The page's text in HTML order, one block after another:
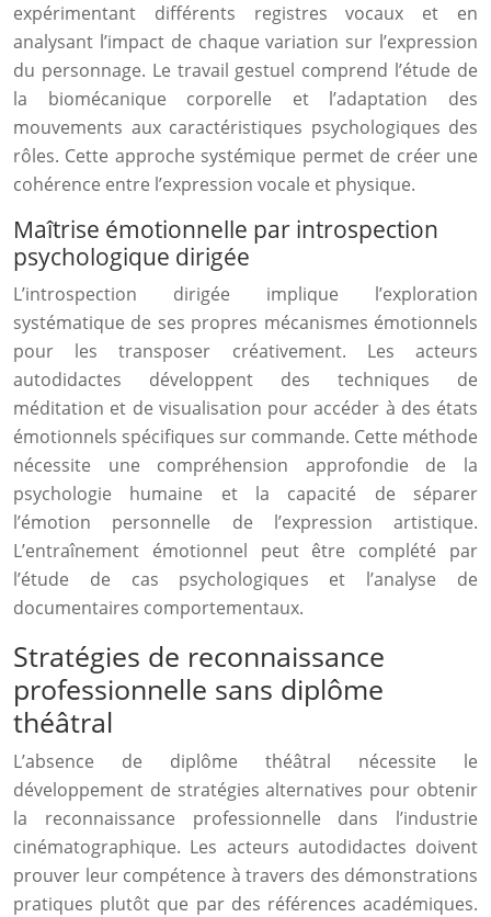
expérimentant différents registres vocaux et en
analysant l’impact de chaque variation sur l’expression
du personnage. Le travail gestuel comprend l’étude de
la biomécanique corporelle et l’adaptation des
mouvements aux caractéristiques psychologiques des
rôles. Cette approche systémique permet de créer une
cohérence entre l’expression vocale et physique.
Maîtrise émotionnelle par introspection
psychologique dirigée
L’introspection dirigée implique l’exploration
systématique de ses propres mécanismes émotionnels
pour les transposer créativement. Les acteurs
autodidactes développent des techniques de
méditation et de visualisation pour accéder à des états
émotionnels spécifiques sur commande. Cette méthode
nécessite une compréhension approfondie de la
psychologie humaine et la capacité de séparer
l’émotion personnelle de l’expression artistique.
L’entraînement émotionnel peut être complété par
l’étude de cas psychologiques et l’analyse de
documentaires comportementaux.
Stratégies de reconnaissance
professionnelle sans diplôme
théâtral
L’absence de diplôme théâtral nécessite le
développement de stratégies alternatives pour obtenir
la reconnaissance professionnelle dans l’industrie
cinématographique. Les acteurs autodidactes doivent
prouver leur compétence à travers des démonstrations
pratiques plutôt que par des références académiques.